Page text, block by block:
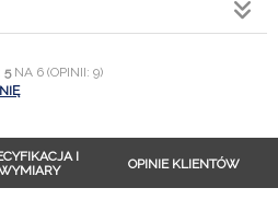
5NA 6 (OPINII: 9)
I
OPINIE KLIENTÓW